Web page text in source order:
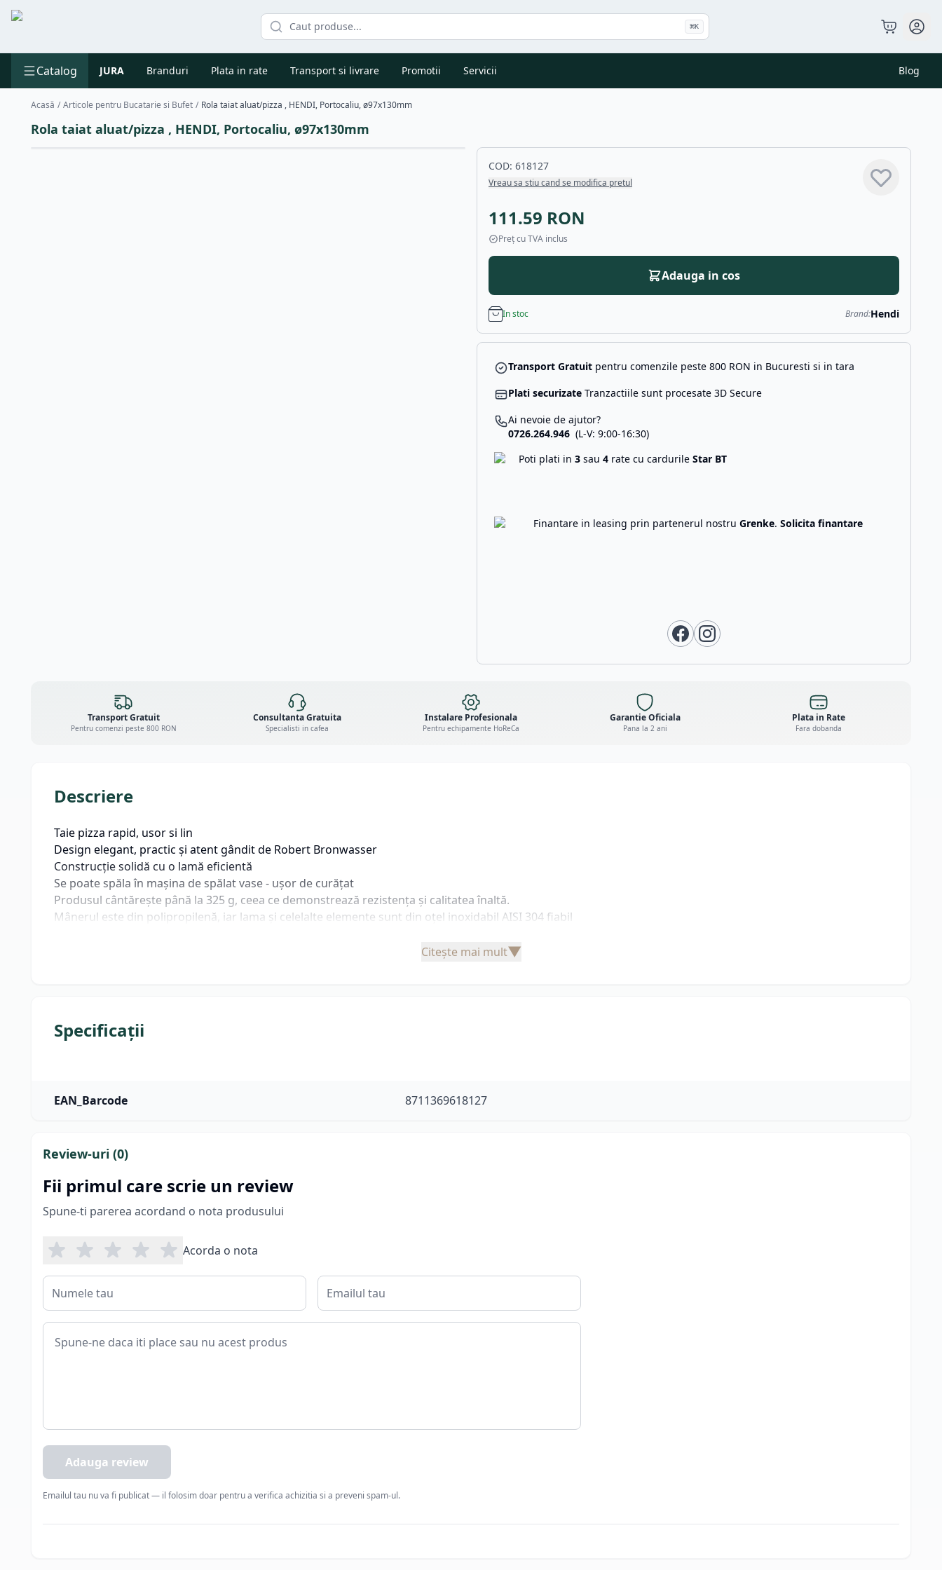
⌘K
Catalog JURA Branduri Plata in rate Transport si livrare Promotii Servicii Blog
Acasă / Articole pentru Bucatarie si Bufet / Rola taiat aluat/pizza , HENDI, Portocaliu, ø97x130mm
Rola taiat aluat/pizza , HENDI, Portocaliu, ø97x130mm
COD: 618127
Vreau sa stiu cand se modifica pretul
111.59 RON
Preț cu TVA inclus
Adauga in cos
In stoc Brand:Hendi
Transport Gratuit pentru comenzile peste 800 RON in Bucuresti si in tara
Plati securizate Tranzactiile sunt procesate 3D Secure
Ai nevoie de ajutor?
0726.264.946 (L-V: 9:00-16:30)
Poti plati in 3 sau 4 rate cu cardurile Star BT
Finantare in leasing prin partenerul nostru Grenke. Solicita finantare
Transport Gratuit
Pentru comenzi peste 800 RON
Consultanta Gratuita
Specialisti in cafea
Instalare Profesionala
Pentru echipamente HoReCa
Garantie Oficiala
Pana la 2 ani
Plata in Rate
Fara dobanda
Descriere
Taie pizza rapid, usor si lin
Design elegant, practic și atent gândit de Robert Bronwasser
Construcție solidă cu o lamă eficientă
Se poate spăla în mașina de spălat vase - ușor de curățat
Produsul cântărește până la 325 g, ceea ce demonstrează rezistența și calitatea înaltă.
Mânerul este din polipropilenă, iar lama și celelalte elemente sunt din oțel inoxidabil AISI 304 fiabil
Citește mai mult▼
Specificații
EAN_Barcode 8711369618127
Review-uri (0)
Fii primul care scrie un review
Spune-ti parerea acordand o nota produsului
Acorda o nota
Adauga review
Emailul tau nu va fi publicat — il folosim doar pentru a verifica achizitia si a preveni spam-ul.